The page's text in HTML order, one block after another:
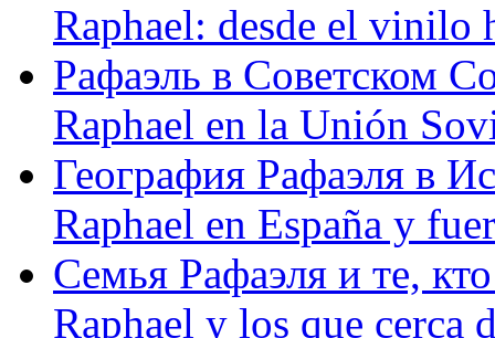
Raphael: desde el vinilo
Рафаэль в Советском
Raphael en la Unión
География Рафаэля в
Raphael en España y
Семья Рафаэля и те,
Raphael y los que cerca